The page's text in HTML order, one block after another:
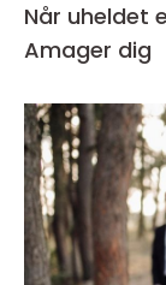
Når uheldet
Amager dig